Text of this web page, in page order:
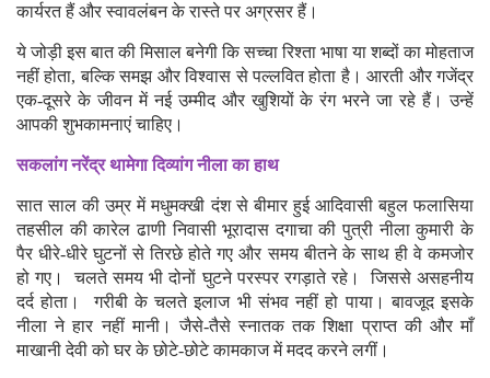
कार्यरत हैं और स्वावलंबन के रास्ते पर अग्रसर हैं।
ये जोड़ी इस बात की मिसाल बनेगी कि सच्चा रिश्ता भाषा या शब्दों का मोहताज
नहीं होता, बल्कि समझ और विश्वास से पल्लवित होता है। आरती और गजेंद्र
एक-दूसरे के जीवन में नई उम्मीद और खुशियों के रंग भरने जा रहे हैं। उन्हें
आपकी शुभकामनाएं चाहिए।
सकलांग नरेंद्र थामेगा दिव्यांग नीला का हाथ
सात साल की उम्र में मधुमक्खी दंश से बीमार हुई आदिवासी बहुल फलासिया
तहसील की कारेल ढाणी निवासी भूरादास दगाचा की पुत्री नीला कुमारी के
पैर धीरे-धीरे घुटनों से तिरछे होते गए और समय बीतने के साथ ही वे कमजोर
हो गए। चलते समय भी दोनों घुटने परस्पर रगड़ाते रहे। जिससे असहनीय
दर्द होता। गरीबी के चलते इलाज भी संभव नहीं हो पाया। बावजूद इसके
नीला ने हार नहीं मानी। जैसे-तैसे स्नातक तक शिक्षा प्राप्त की और माँ
माखानी देवी को घर के छोटे-छोटे कामकाज में मदद करने लगीं।